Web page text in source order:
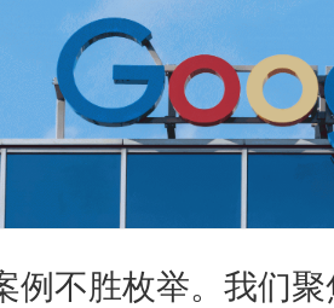
例不胜枚举。我们